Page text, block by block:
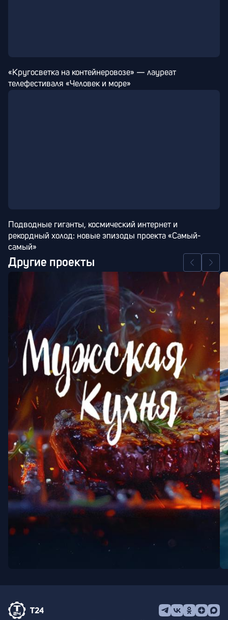
«Кругосветка на контейнеровозе» — лауреат
телефестиваля «Человек и море»
Подводные гиганты, космический интернет и
рекордный холод: новые эпизоды проекта «Самый-
самый»
Другие проекты